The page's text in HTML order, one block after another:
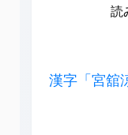
読
漢字「宮舘